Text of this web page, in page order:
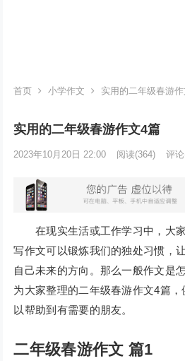
首页 小学作文 实用的二年级春游
实用的二年级春游作文4篇
2023年10月20日 22:00 阅读(364) 评
在现实生活或工作学习中，大家
写作文可以锻炼我们的独处习惯，
自己未来的方向。那么一般作文是
为大家整理的二年级春游作文4篇
以帮助到有需要的朋友。
二年级春游作文 篇1